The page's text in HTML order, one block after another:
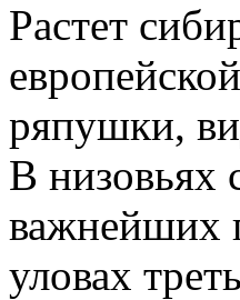
Растет
ряпушки,
В низовьях
важнейших
уловах